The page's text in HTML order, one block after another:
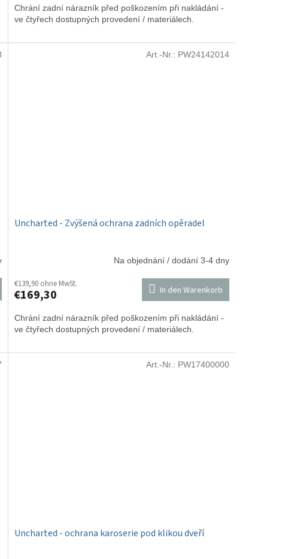
Chrání zadní nárazník před poškozením při nakládání -
ve čtyřech dostupných provedení / materiálech.
Uncharted - Zvýšená ochrana zadních opěradel
Na objednání / dodání 3-4 dny
€139,90 ohne MwSt.
€169,30 In den Warenkorb
Chrání zadní nárazník před poškozením při nakládání -
ve čtyřech dostupných provedení / materiálech.
Art.-Nr.: PW24142014
Uncharted - ochrana karoserie pod klikou dveří
Art.-Nr.: PW17400000